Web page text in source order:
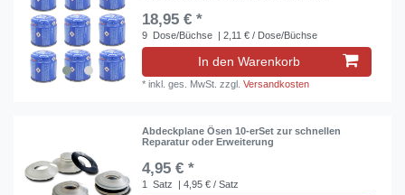
18,95 € *
9 Dose/Büchse | 2,11 € / Dose/Büchse
In den Warenkorb
*inkl. ges. MwSt. zzgl.Versandkosten
Abdeckplane Ösen 10-erSet zur schnellen
Reparatur oder Erweiterung
4,95 € *
1 Satz | 4,95 € / Satz